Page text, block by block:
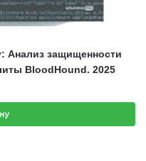
Анализ защищенности
BloodHound. 2025